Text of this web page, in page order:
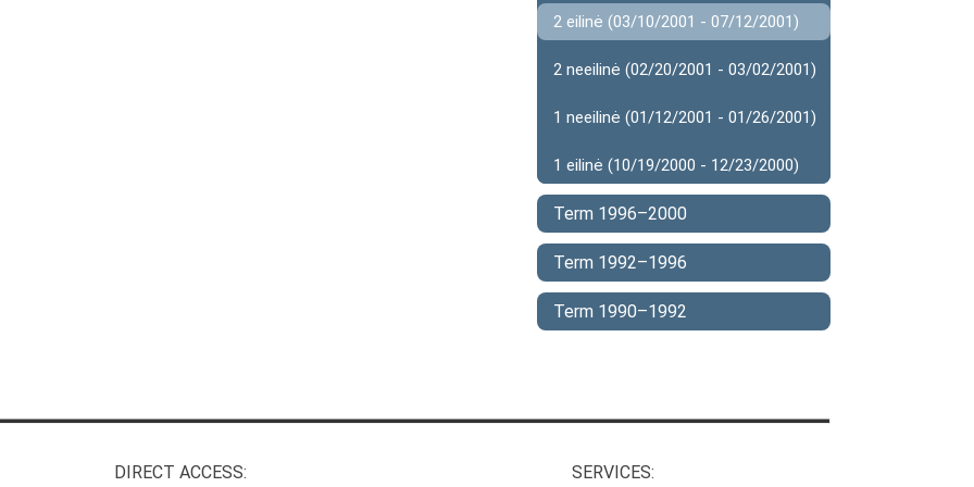
2 eilinė (03/10/2001 - 07/12/2001)
2 neeilinė (02/20/2001 - 03/02/2001)
1 neeilinė (01/12/2001 - 01/26/2001)
1 eilinė (10/19/2000 - 12/23/2000)
Term 1996–2000
Term 1992–1996
Term 1990–1992
DIRECT ACCESS: SERVICES: